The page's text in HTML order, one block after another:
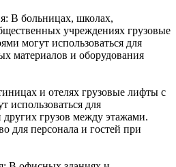
В больницах, школах,
учреждениях грузовые
могут использоваться для
материалов и оборудования
и отелях грузовые лифты с
использоваться для
грузов между этажами.
для персонала и гостей при